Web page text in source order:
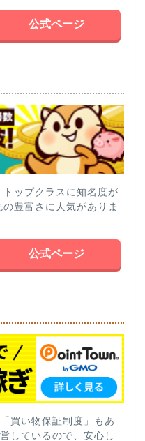
公式ページ
ップクラスに知名度が
豊富さに人気がありま
公式ページ
買い物保証制度」もあ
しているので、安心し